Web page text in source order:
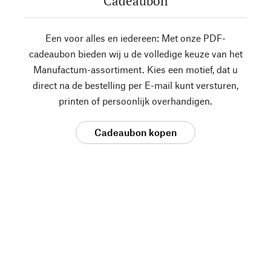
Een voor alles en iedereen: Met onze PDF-
cadeaubon bieden wij u de volledige keuze van het
Manufactum-assortiment. Kies een motief, dat u
direct na de bestelling per E-mail kunt versturen,
printen of persoonlijk overhandigen.
Cadeaubon kopen